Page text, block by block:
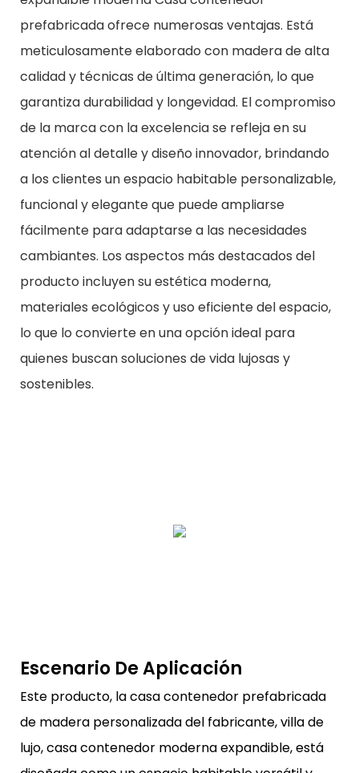
prefabricada ofrece numerosas ventajas. Está
meticulosamente elaborado con madera de alta
calidad y técnicas de última generación, lo que
garantiza durabilidad y longevidad. El compromiso
de la marca con la excelencia se refleja en su
atención al detalle y diseño innovador, brindando
a los clientes un espacio habitable personalizable,
funcional y elegante que puede ampliarse
fácilmente para adaptarse a las necesidades
cambiantes. Los aspectos más destacados del
producto incluyen su estética moderna,
materiales ecológicos y uso eficiente del espacio,
lo que lo convierte en una opción ideal para
quienes buscan soluciones de vida lujosas y
sostenibles.
Escenario De Aplicación
Este producto, la casa contenedor prefabricada
de madera personalizada del fabricante, villa de
lujo, casa contenedor moderna expandible, está